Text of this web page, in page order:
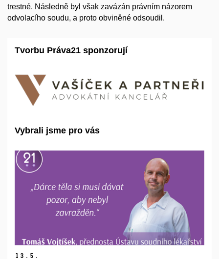
trestné. Následně byl však zavázán právním názorem
odvolacího soudu, a proto obviněné odsoudil.
Tvorbu Práva21 sponzorují
Vybrali jsme pro vás
13. 5.